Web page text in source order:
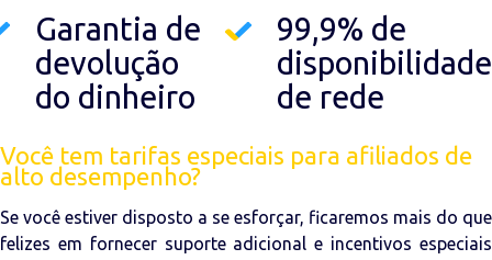
Garantia de
devolução
do dinheiro
99,9% de
disponibilidade
de rede
Você tem tarifas especiais para afiliados de
alto desempenho?
Se você estiver disposto a se esforçar, ficaremos mais do que
felizes em fornecer suporte adicional e incentivos especiais